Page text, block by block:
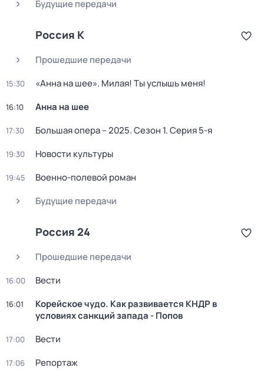
Будущие передачи
Россия К
Прошедшие передачи
15:30 «Анна на шее». Милая! Ты услышь меня!
16:10 Анна на шее
17:30 Большая опера – 2025. Сезон 1. Серия 5-я
19:30 Новости культуры
19:45
Военно-полевой роман
Будущие передачи
Россия 24
Прошедшие передачи
16:00 Вести
16:01
Корейское чудо. Как развивается КНДР в
условиях санкций запада - Попов
17:00 Вести
17:06 Репортаж